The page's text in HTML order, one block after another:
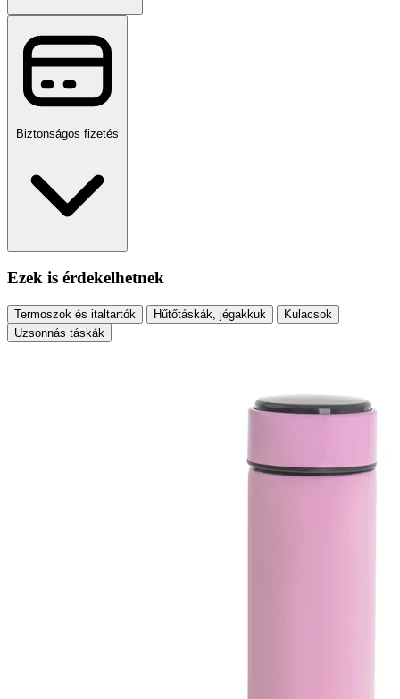
Biztonságos fizetés
Ezek is érdekelhetnek
Termoszok és italtartók Hűtőtáskák, jégakkuk
Kulacsok
Uzsonnás táskák